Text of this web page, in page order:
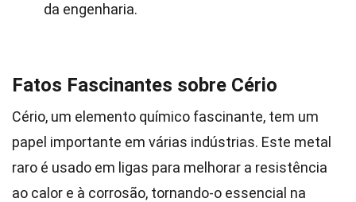
da engenharia.
Fatos Fascinantes sobre Cério
Cério, um elemento químico fascinante, tem um
papel importante em várias indústrias. Este metal
raro é usado em ligas para melhorar a resistência
ao calor e à corrosão, tornando-o essencial na